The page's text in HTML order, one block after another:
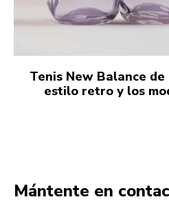
Tenis New Balance
estilo retro y los
Mántente en